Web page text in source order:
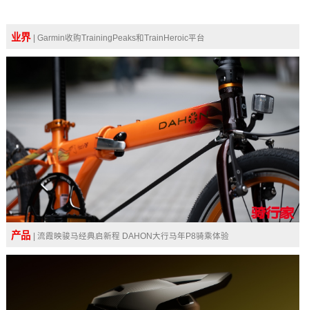
业界 | Garmin收购TrainingPeaks和TrainHeroic平台
产品 | 流霞映骏马经典启新程 DAHON大行马年P8骑乘体验